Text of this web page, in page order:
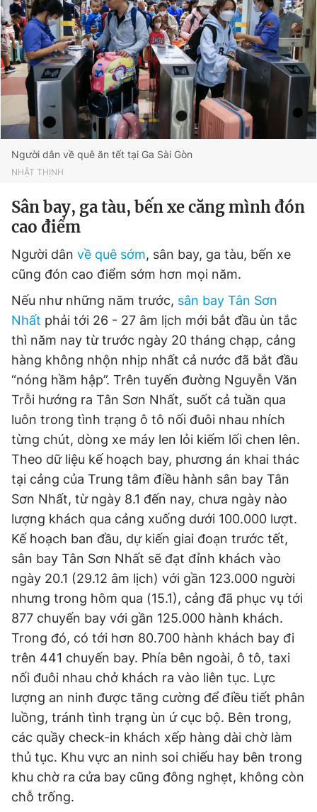
Người dân về quê ăn tết tại Ga Sài Gòn
NHẬT THỊNH
Sân bay, ga tàu, bến xe căng mình đón
cao điểm
Người dân về quê sớm, sân bay, ga tàu, bến xe
cũng đón cao điểm sớm hơn mọi năm.
Nếu như những năm trước, sân bay Tân Sơn
Nhất phải tới 26 - 27 âm lịch mới bắt đầu ùn tắc
thì năm nay từ trước ngày 20 tháng chạp, cảng
hàng không nhộn nhịp nhất cả nước đã bắt đầu
“nóng hầm hập”. Trên tuyến đường Nguyễn Văn
Trỗi hướng ra Tân Sơn Nhất, suốt cả tuần qua
luôn trong tình trạng ô tô nối đuôi nhau nhích
từng chút, dòng xe máy len lỏi kiếm lối chen lên.
Theo dữ liệu kế hoạch bay, phương án khai thác
tại cảng của Trung tâm điều hành sân bay Tân
Sơn Nhất, từ ngày 8.1 đến nay, chưa ngày nào
lượng khách qua cảng xuống dưới 100.000 lượt.
Kế hoạch ban đầu, dự kiến giai đoạn trước tết,
sân bay Tân Sơn Nhất sẽ đạt đỉnh khách vào
ngày 20.1 (29.12 âm lịch) với gần 123.000 người
nhưng trong hôm qua (15.1), cảng đã phục vụ tới
877 chuyến bay với gần 125.000 hành khách.
Trong đó, có tới hơn 80.700 hành khách bay đi
trên 441 chuyến bay. Phía bên ngoài, ô tô, taxi
nối đuôi nhau chở khách ra vào liên tục. Lực
lượng an ninh được tăng cường để điều tiết phân
luồng, tránh tình trạng ùn ứ cục bộ. Bên trong,
các quầy check-in khách xếp hàng dài chờ làm
thủ tục. Khu vực an ninh soi chiếu hay bên trong
khu chờ ra cửa bay cũng đông nghẹt, không còn
chỗ trống.